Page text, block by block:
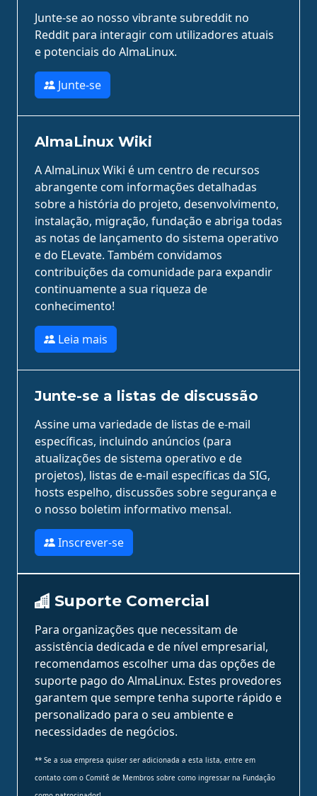
Junte-se ao nosso vibrante subreddit no
Reddit para interagir com utilizadores atuais
e potenciais do AlmaLinux.
Junte-se
AlmaLinux Wiki
A AlmaLinux Wiki é um centro de recursos
abrangente com informações detalhadas
sobre a história do projeto, desenvolvimento,
instalação, migração, fundação e abriga todas
as notas de lançamento do sistema operativo
e do ELevate. Também convidamos
contribuições da comunidade para expandir
continuamente a sua riqueza de
conhecimento!
Leia mais
Junte-se a listas de discussão
Assine uma variedade de listas de e-mail
específicas, incluindo anúncios (para
atualizações de sistema operativo e de
projetos), listas de e-mail específicas da SIG,
hosts espelho, discussões sobre segurança e
o nosso boletim informativo mensal.
Inscrever-se
Suporte Comercial
Para organizações que necessitam de
assistência dedicada e de nível empresarial,
recomendamos escolher uma das opções de
suporte pago do AlmaLinux. Estes provedores
garantem que sempre tenha suporte rápido e
personalizado para o seu ambiente e
necessidades de negócios.
** Se a sua empresa quiser ser adicionada a esta lista, entre em
contato com o Comitê de Membros sobre como ingressar na Fundação